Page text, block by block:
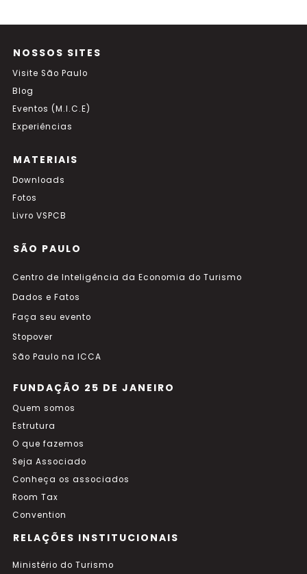
NOSSOS SITES
Visite São Paulo
Blog
Eventos (M.I.C.E)
Experiências
MATERIAIS
Downloads
Fotos
Livro VSPCB
SÃO PAULO
Centro de Inteligência da Economia do Turismo
Dados e Fatos
Faça seu evento
Stopover
São Paulo na ICCA
FUNDAÇÃO 25 DE JANEIRO
Quem somos
Estrutura
O que fazemos
Seja Associado
Conheça os associados
Room Tax
Convention
RELAÇÕES INSTITUCIONAIS
Ministério do Turismo